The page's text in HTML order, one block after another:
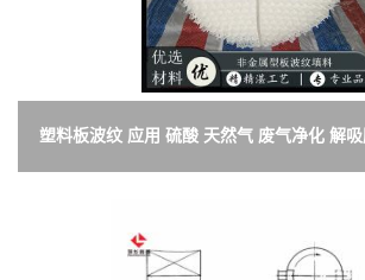
塑料板波纹 应用 硫酸 天然气 废气净化 解